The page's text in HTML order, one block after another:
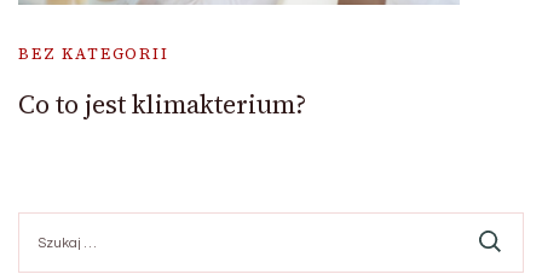
BEZ KATEGORII
Co to jest klimakterium?